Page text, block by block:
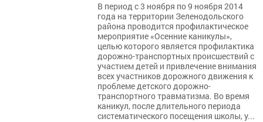
В период с 3 ноября по 9 ноября 2014
года на территории Зеленодольского
района проводится профилактическое
мероприятие «Осенние каникулы»,
целью которого является профилактика
дорожно-транспортных происшествий с
участием детей и привлечение внимания
всех участников дорожного движения к
проблеме детского дорожно-
транспортного травматизма. Во время
каникул, после длительного периода
систематического посещения школы, у...